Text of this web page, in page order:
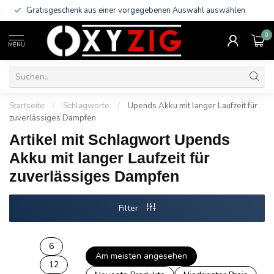
Gratisgeschenk aus einer vorgegebenen Auswahl auswählen
MENU
0
Startseite / Schlagworte /
Upends Akku mit langer Laufzeit für
zuverlässiges Dampfen
Artikel mit Schlagwort Upends
Akku mit langer Laufzeit für
zuverlässiges Dampfen
Filter
6
12
Am meisten angesehen